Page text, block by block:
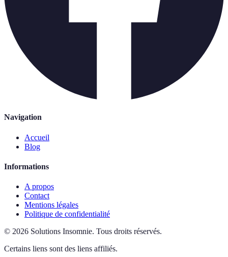
Navigation
Accueil
Blog
Informations
A propos
Contact
Mentions légales
Politique de confidentialité
© 2026 Solutions Insomnie. Tous droits réservés.
Certains liens sont des liens affiliés.